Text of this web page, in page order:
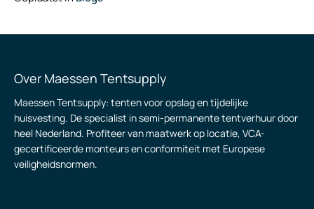
Over Maessen Tentsupply
Maessen Tentsupply: tenten voor opslag en tijdelijke
huisvesting. De specialist in semi-permanente tentverhuur door
heel Nederland. Profiteer van maatwerk op locatie, VCA-
gecertificeerde monteurs en conformiteit met Europese
veiligheidsnormen.